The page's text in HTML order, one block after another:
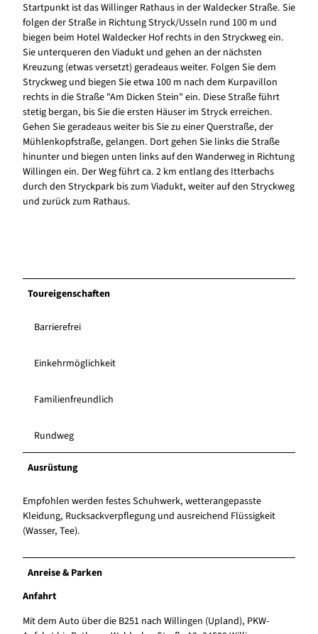
Startpunkt ist das Willinger Rathaus in der Waldecker Straße. Sie
folgen der Straße in Richtung Stryck/Usseln rund 100 m und
biegen beim Hotel Waldecker Hof rechts in den Stryckweg ein.
Sie unterqueren den Viadukt und gehen an der nächsten
Kreuzung (etwas versetzt) geradeaus weiter. Folgen Sie dem
Stryckweg und biegen Sie etwa 100 m nach dem Kurpavillon
rechts in die Straße "Am Dicken Stein" ein. Diese Straße führt
stetig bergan, bis Sie die ersten Häuser im Stryck erreichen.
Gehen Sie geradeaus weiter bis Sie zu einer Querstraße, der
Mühlenkopfstraße, gelangen. Dort gehen Sie links die Straße
hinunter und biegen unten links auf den Wanderweg in Richtung
Willingen ein. Der Weg führt ca. 2 km entlang des Itterbachs
durch den Stryckpark bis zum Viadukt, weiter auf den Stryckweg
und zurück zum Rathaus.
Toureigenschaften
Barrierefrei
Einkehrmöglichkeit
Familienfreundlich
Rundweg
Ausrüstung
Empfohlen werden festes Schuhwerk, wetterangepasste
Kleidung, Rucksackverpflegung und ausreichend Flüssigkeit
(Wasser, Tee).
Anreise & Parken
Anfahrt
Mit dem Auto über die B251 nach Willingen (Upland), PKW-